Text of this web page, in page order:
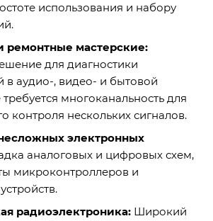
использования и набору
ремонтные мастерские:
для диагностики
в аудио-, видео- и бытовой
многоканальность для
контроля нескольких сигналов.
электронных
аналоговых и цифровых схем,
микроконтроллеров и
радиоэлектроника: Широкий